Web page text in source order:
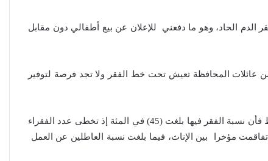
الحاد، وهو ما دفعني للإعلان عن بيع أطفالي دون مقابل
عائلات المحافظة تعيش تحت خط الفقر ولا تجد فرصة لتوفير
القادسية احتلت المركز الثاني بين أفقر محافظات العراق بعد محافظة المثنى وبحسب مؤشرات وزارة التخطيط فأن نسبة الفقر فيها بلغت (45) في المئة إذ تخطى عدد الفقراء
فيما تشكل نسبة الأمية بين الأهالي (25,6) في المئة والتي تفاقمت مؤخرا بين الإناث، فيما بلغت نسبة العاطلين عن العمل